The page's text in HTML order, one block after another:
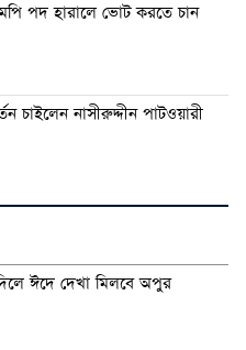
পদ হারালে ভোট করতে চান
চাইলেন নাসীরুদ্দীন পাটওয়ারী
ঈদে দেখা মিলবে অপুর